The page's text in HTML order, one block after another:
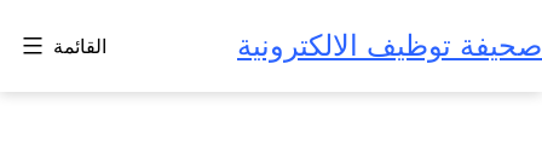
إلى
المحتوى
صحيفة توظيف الالكترونية القائمة